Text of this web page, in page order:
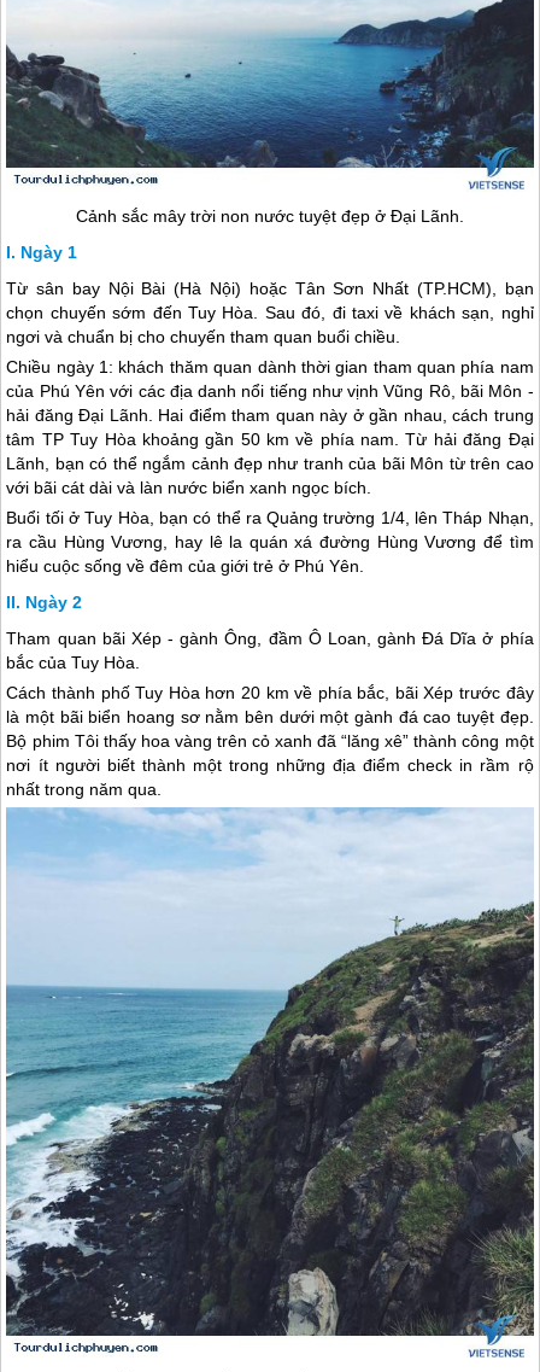
Cảnh sắc mây trời non nước tuyệt đẹp ở Đại Lãnh.
Ngày 1
Từ sân bay Nội Bài (Hà Nội) hoặc Tân Sơn Nhất (TP.HCM), bạn
chọn chuyến sớm đến Tuy Hòa. Sau đó, đi taxi về khách sạn, nghỉ
ngơi và chuẩn bị cho chuyến tham quan buổi chiều.
Chiều ngày 1: khách thăm quan dành thời gian tham quan phía nam
của Phú Yên với các địa danh nổi tiếng như vịnh Vũng Rô, bãi Môn -
hải đăng Đại Lãnh. Hai điểm tham quan này ở gần nhau, cách trung
tâm TP Tuy Hòa khoảng gần 50 km về phía nam. Từ hải đăng Đại
Lãnh, bạn có thể ngắm cảnh đẹp như tranh của bãi Môn từ trên cao
với bãi cát dài và làn nước biển xanh ngọc bích.
Buổi tối ở Tuy Hòa, bạn có thể ra Quảng trường 1/4, lên Tháp Nhạn,
ra cầu Hùng Vương, hay lê la quán xá đường Hùng Vương để tìm
hiểu cuộc sống về đêm của giới trẻ ở Phú Yên
Ngày 2
Tham quan bãi Xép - gành Ông, đầm Ô Loan, gành Đá Dĩa ở phía
bắc của Tuy Hòa.
Cách thành phố Tuy Hòa hơn 20 km về phía bắc, bãi Xép trước đây
là một bãi biển hoang sơ nằm bên dưới một gành đá cao tuyệt đẹp.
Bộ phim Tôi thấy hoa vàng trên cỏ xanh đã “lăng xê” thành công một
nơi ít người biết thành một trong những địa điểm check in rầm rộ
nhất trong năm qua.